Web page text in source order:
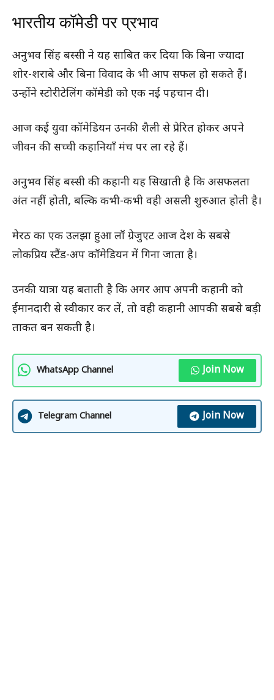
भारतीय कॉमेडी पर प्रभाव
अनुभव सिंह बस्सी ने यह साबित कर दिया कि बिना ज्यादा
शोर-शराबे और बिना विवाद के भी आप सफल हो सकते हैं।
उन्होंने स्टोरीटेलिंग कॉमेडी को एक नई पहचान दी।
आज कई युवा कॉमेडियन उनकी शैली से प्रेरित होकर अपने
जीवन की सच्ची कहानियाँ मंच पर ला रहे हैं।
अनुभव सिंह बस्सी की कहानी यह सिखाती है कि असफलता
अंत नहीं होती, बल्कि कभी-कभी वही असली शुरुआत होती है।
मेरठ का एक उलझा हुआ लॉ ग्रेजुएट आज देश के सबसे
लोकप्रिय स्टैंड-अप कॉमेडियन में गिना जाता है।
उनकी यात्रा यह बताती है कि अगर आप अपनी कहानी को
ईमानदारी से स्वीकार कर लें, तो वही कहानी आपकी सबसे बड़ी
ताकत बन सकती है।
WhatsApp Channel Join Now
Telegram Channel Join Now